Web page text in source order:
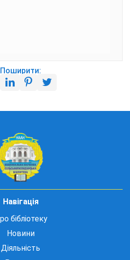
Поширити:
Навігація
бібліотеку
Новини
Діяльність